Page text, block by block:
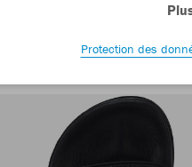
Protection des